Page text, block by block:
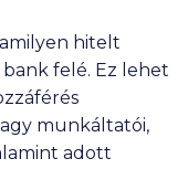
hitelt
felé. Ez lehet
munkáltatói,
adott